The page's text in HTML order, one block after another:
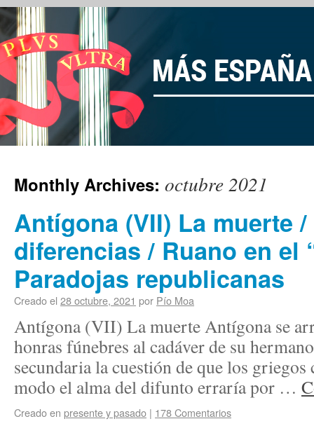
Monthly Archives: octubre 2021
Antígona (VII) La muerte
diferencias / Ruano en el
Paradojas republicanas
Creado el 28 octubre, 2021 por Pío Moa
Antígona (VII) La muerte Antígona se
honras fúnebres al cadáver de su
secundaria la cuestión de que los griegos
modo el alma del difunto erraría por …
Creado en presente y pasado | 178 Comentarios